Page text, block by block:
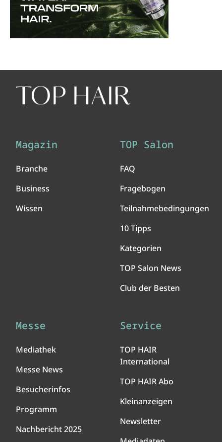
Magazin
Branche
Business
Wissen
TOP Salon
FAQ
Fragebogen
Teilnahmebedingungen
10 Tipps
Kategorien
TOP Salon News
Club der Besten
Messe
Mediathek
Messe News
Besucherinfos
Programm
Nachbericht 2025
Service
TOP HAIR
International
TOP HAIR Abo
Kleinanzeigen
Newsletter